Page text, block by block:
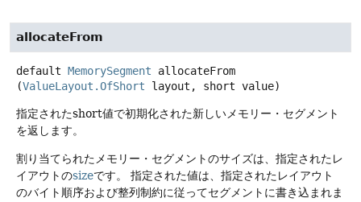
allocateFrom
default MemorySegment
allocateFrom
(ValueLayout.OfShort layout, short value)
指定されたshort値で初期化された新しいメモリー・セグメント
を返します。
割り当てられたメモリー・セグメントのサイズは、指定されたレ
イアウトのsizeです。
指定された値は、指定されたレイアウト
のバイト順序および整列制約に従ってセグメントに書き込まれま